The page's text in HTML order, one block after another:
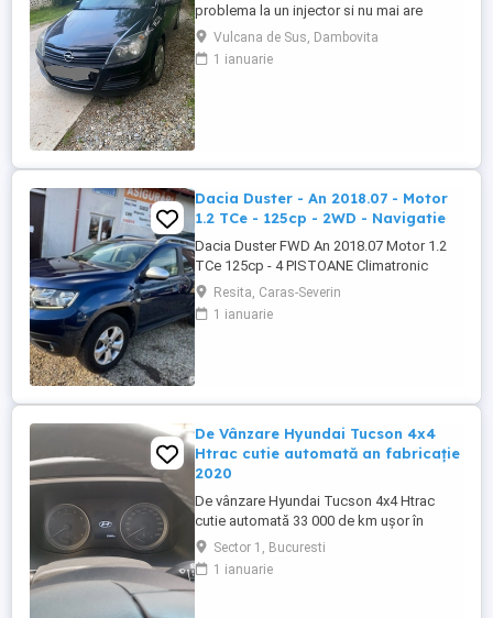
problema la un injector si nu mai are
putere dar se poate deplasa, pretul este
negociabil la fata locului, masina are si
instalație Gpl omologată.
Vulcana de Sus, Dambovita
1 ianuarie
Dacia Duster - An 2018.07 - Motor
1.2 TCe - 125cp - 2WD - Navigatie
Dacia Duster FWD An 2018.07 Motor 1.2
TCe 125cp - 4 PISTOANE Climatronic
Navigație Camera marșarier Geamuri și
oglinzi electrice Senzori Ploaie Lumină
Parcare Cauciucuri vară iarna Jante aliaj
Resita, Caras-Severin
1 ianuarie
De Vânzare Hyundai Tucson 4x4
Htrac cutie automată an fabricație
2020
De vânzare Hyundai Tucson 4x4 Htrac
cutie automată 33 000 de km ușor în
creștere an fabricație 2020 ,anul trecut a
ieșit din garanție, revizie efectuată la
30000 de km ,schimb ulei și filtre.Climă
Sector 1, Bucuresti
1 ianuarie